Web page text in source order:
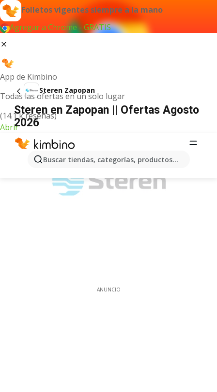
Folletos vigentes siempre a la mano
Agregar a Chrome - GRATIS
App de Kimbino
Todas las ofertas en un solo lugar
(14.1 k reseñas)
Abrir
Buscar tiendas, categorías, productos...
Steren Zapopan
Steren en Zapopan || Ofertas Agosto
2026
ANUNCIO